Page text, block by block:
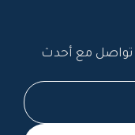
تواصل مع أحدث